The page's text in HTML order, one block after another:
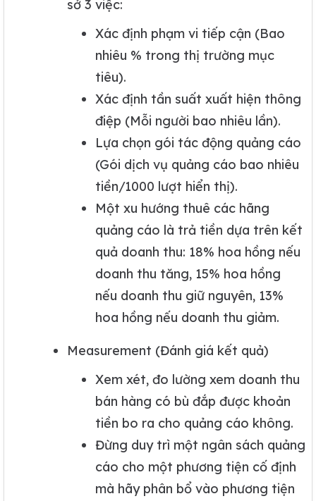
sở 3 việc:
Xác định phạm vi tiếp cận (Bao
nhiêu % trong thị trường mục
tiêu).
Xác định tần suất xuất hiện thông
điệp (Mỗi người bao nhiêu lần).
Lựa chọn gói tác động quảng cáo
(Gói dịch vụ quảng cáo bao nhiêu
tiền/1000 lượt hiển thị).
Một xu hướng thuê các hãng
quảng cáo là trả tiền dựa trên kết
quả doanh thu: 18% hoa hồng nếu
doanh thu tăng, 15% hoa hồng
nếu doanh thu giữ nguyên, 13%
hoa hồng nếu doanh thu giảm.
Measurement (Đánh giá kết quả)
Xem xét, đo lường xem doanh thu
bán hàng có bù đắp được khoản
tiền bo ra cho quảng cáo không.
Đừng duy trì một ngân sách quảng
cáo cho một phương tiện cố định
mà hãy phân bổ vào phương tiện